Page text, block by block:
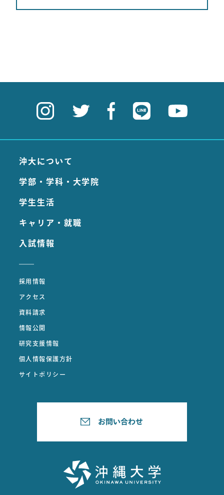
沖大について
学部・学科・大学院
学生生活
キャリア・就職
入試情報
採用情報
アクセス
資料請求
情報公開
研究支援情報
個人情報保護方針
サイトポリシー